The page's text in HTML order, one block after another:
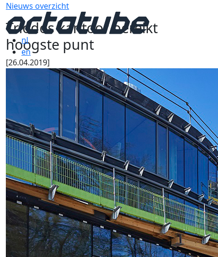
nl
en
Nieuws overzicht
Triodos kantoor bereikt
hoogste punt
[26.04.2019]